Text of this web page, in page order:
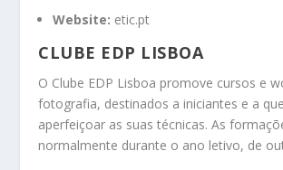
Website: etic.pt
CLUBE EDP LISBOA
O Clube EDP Lisboa promove cursos e
fotografia, destinados a iniciantes e a
aperfeiçoar as suas técnicas. As
normalmente durante o ano letivo, de